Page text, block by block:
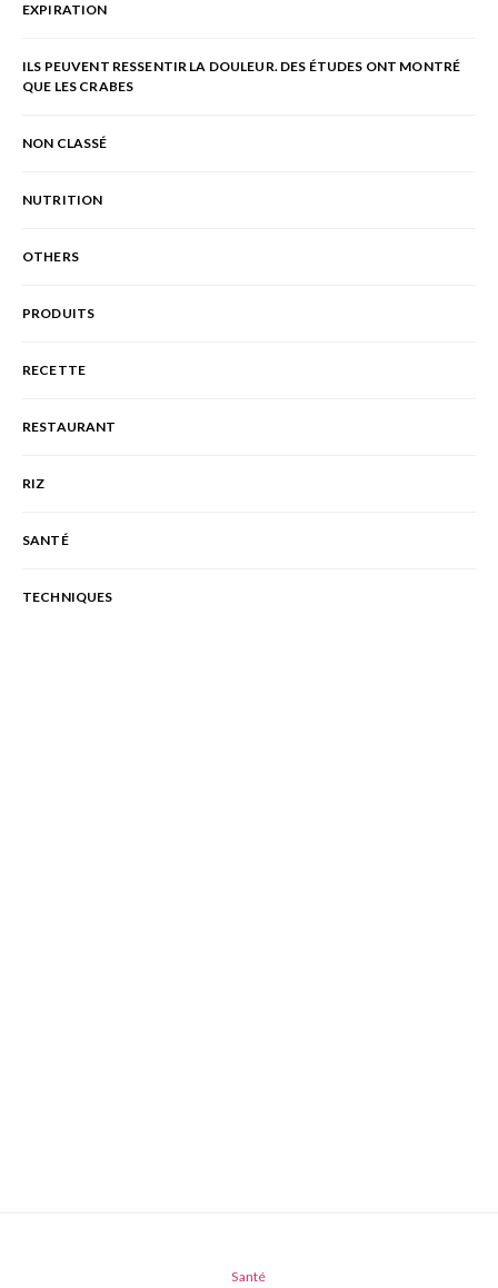
EXPIRATION
ILS PEUVENT RESSENTIR LA DOULEUR. DES ÉTUDES ONT MONTRÉ
QUE LES CRABES
NON CLASSÉ
NUTRITION
OTHERS
PRODUITS
RECETTE
RESTAURANT
RIZ
SANTÉ
TECHNIQUES
Santé